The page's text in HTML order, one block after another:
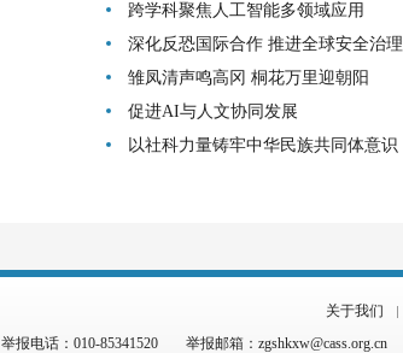
跨学科聚焦人工智能多领域应用
深化反恐国际合作 推进全球安全治理
雏凤清声鸣高冈 桐花万里迎朝阳
促进AI与人文协同发展
以社科力量铸牢中华民族共同体意识
关于我们
举报电话：010-85341520
举报邮箱：zgshkxw@cass.org.cn